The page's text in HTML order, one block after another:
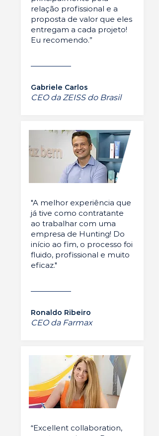
relação profissional e a
proposta de valor que eles
entregam a cada projeto!
Eu recomendo.”
Gabriele Carlos
CEO da ZEISS do Brasil
"A melhor experiência que
já tive como contratante
ao trabalhar com uma
empresa de Hunting! Do
início ao fim, o processo foi
fluido, profissional e muito
eficaz."
Ronaldo Ribeiro
CEO da Farmax
“Excellent collaboration,